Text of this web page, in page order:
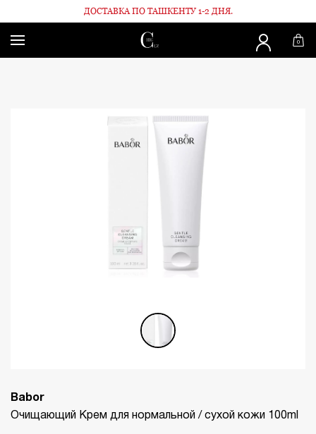
ДОСТАВКА ПО ТАШКЕНТУ 1-2 ДНЯ.
0
Для лица Очищающий Крем для нормальной / сухой
Babor
Очищающий Крем для нормальной / сухой кожи 100ml